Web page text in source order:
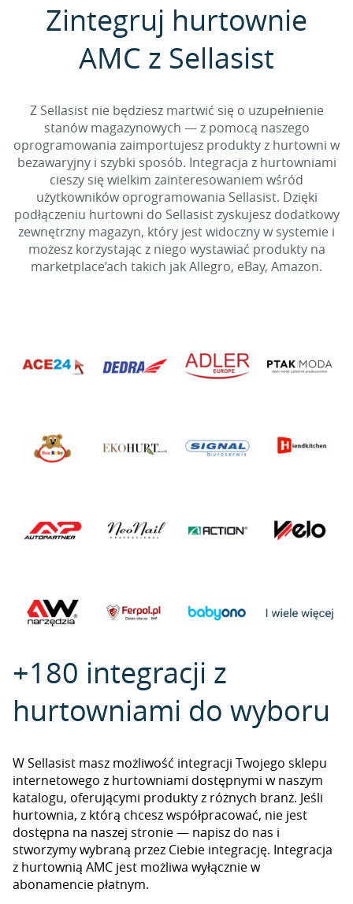
Zintegruj hurtownie
AMC z Sellasist
Z Sellasist nie będziesz martwić się o uzupełnienie
stanów magazynowych — z pomocą naszego
oprogramowania zaimportujesz produkty z hurtowni w
bezawaryjny i szybki sposób. Integracja z hurtowniami
cieszy się wielkim zainteresowaniem wśród
użytkowników oprogramowania Sellasist. Dzięki
podłączeniu hurtowni do Sellasist zyskujesz dodatkowy
zewnętrzny magazyn, który jest widoczny w systemie i
możesz korzystając z niego wystawiać produkty na
marketplace’ach takich jak Allegro, eBay, Amazon.
+180 integracji z
hurtowniami do wyboru
W Sellasist masz możliwość integracji Twojego sklepu
internetowego z hurtowniami dostępnymi w naszym
katalogu, oferującymi produkty z różnych branż. Jeśli
hurtownia, z którą chcesz współpracować, nie jest
dostępna na naszej stronie — napisz do nas i
stworzymy wybraną przez Ciebie integrację. Integracja
z hurtownią AMC jest możliwa wyłącznie w
abonamencie płatnym.